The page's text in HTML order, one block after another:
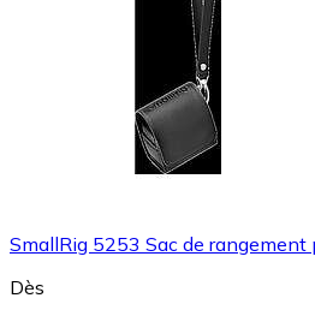
SmallRig 5253 Sac de rangement
Dès